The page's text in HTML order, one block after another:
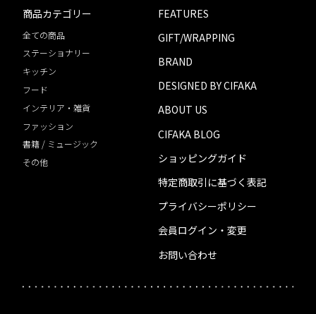
商品カテゴリー
全ての商品
ステーショナリー
キッチン
フード
インテリア・雑貨
ファッション
書籍 / ミュージック
その他
FEATURES
GIFT/WRAPPING
BRAND
DESIGNED BY CIFAKA
ABOUT US
CIFAKA BLOG
ショッピングガイド
特定商取引に基づく表記
プライバシーポリシー
会員ログイン・変更
お問い合わせ